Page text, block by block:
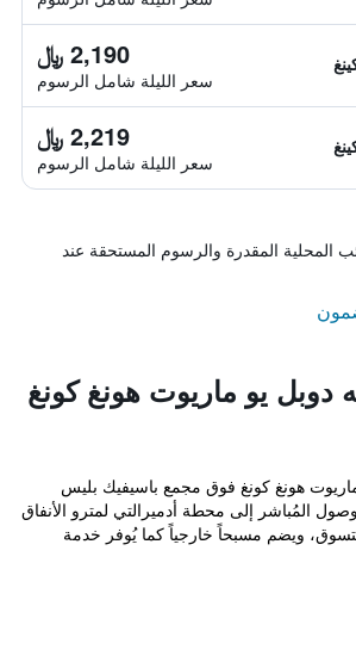
2,190 ﷼
سعر الليلة شامل الرسوم
2,219 ﷼
سعر الليلة شامل الرسوم
المحلية المقدرة والرسوم المستحقة عند
يو ماريوت هونغ كونغ
هونغ كونغ فوق مجمع باسيفيك بليس
المُباشر إلى محطة أدميرالتي لمترو الأنفاق
ويضم مسبحاً خارجياً كما يُوفر خدمة